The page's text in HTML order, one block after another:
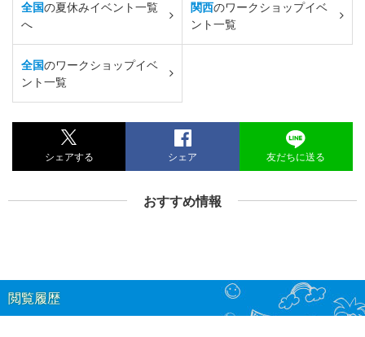
全国の夏休みイベント一覧
へ
関西のワークショップイベ
ント一覧
全国のワークショップイベ
ント一覧
シェアする シェア 友だちに送る
おすすめ情報
閲覧履歴